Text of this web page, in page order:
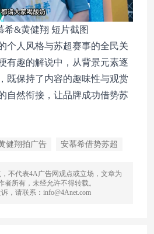
希&黄健翔 短片截图
个人风格与苏超赛事的全民关
有趣的解说中，从背景元素逐
既保持了内容的趣味性与观赏
自然衔接，让品牌成功借势苏
健翔拍广告 安慕希借势苏超
不代表4A广告网观点或立场，文章为
所有，未经允许不得转载。
，请联系：info@4Anet.com